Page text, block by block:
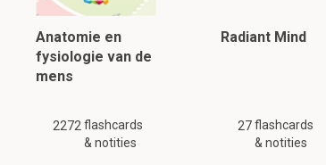
Anatomie en
fysiologie van de
mens
2272 flashcards
& notities
Radiant Mind
27flashcards
& notities